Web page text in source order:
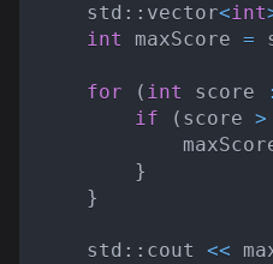
    std
:: vector<int
int
maxScore =
for ( int score :
if
( score >
}
}
    std
:: cout <<